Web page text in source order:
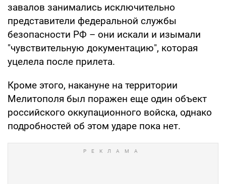
завалов занимались исключительно
представители федеральной службы
безопасности РФ – они искали и изымали
"чувствительную документацию", которая
уцелела после прилета.
Кроме этого, накануне на территории
Мелитополя был поражен еще один объект
российского оккупационного войска, однако
подробностей об этом ударе пока нет.